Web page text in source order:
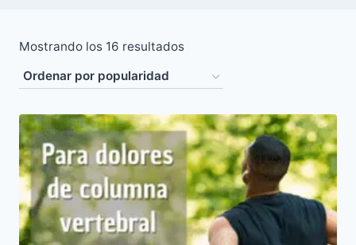
Mostrando los 16 resultadosOrdenado
popularidad